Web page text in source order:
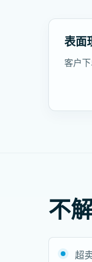
表面
客户
不
超